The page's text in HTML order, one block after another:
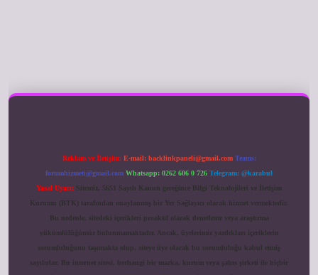
Reklam ve İletişim: E-mail: backlinkpaneli@gmail.com Teams:
forumhizmeti@gmail.com Whatsapp: 0262 606 0 726 Telegram: @karabul
Yasal Uyarı: Sitemiz, 5651 Sayılı Kanun gereğince Bilgi Teknolojileri ve İletişim
Kurumu (BTK) tarafından onaylanmış bir Yer Sağlayıcı olarak hizmet vermektedir.
Bu nedenle, sitedeki içerikleri proaktif olarak denetleme veya araştırma
yükümlülüğümüz bulunmamaktadır. Ancak, üyelerimiz yazdıkları içeriklerin
sorumluluğunu taşımakta olup, siteye üye olarak bu sorumluluğu kabul etmiş
sayılırlar. Bu internet sitesi, herhangi bir marka, kurum veya şahıs şirketi ile hiçbir